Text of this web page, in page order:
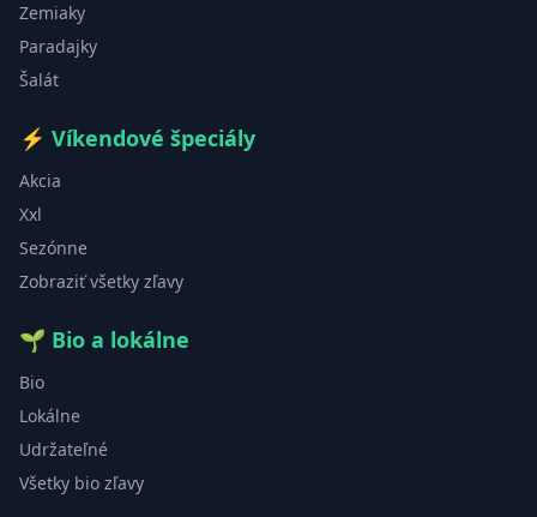
Zemiaky
Paradajky
Šalát
⚡ Víkendové špeciály
Akcia
Xxl
Sezónne
Zobraziť všetky zľavy
🌱 Bio a lokálne
Bio
Lokálne
Udržateľné
Všetky bio zľavy